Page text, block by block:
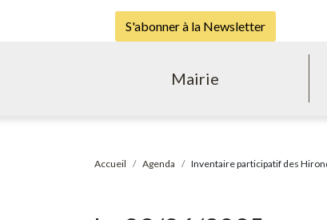
S'abonner à la Newsletter
Mairie
Accueil Agenda Inventaire participatif des